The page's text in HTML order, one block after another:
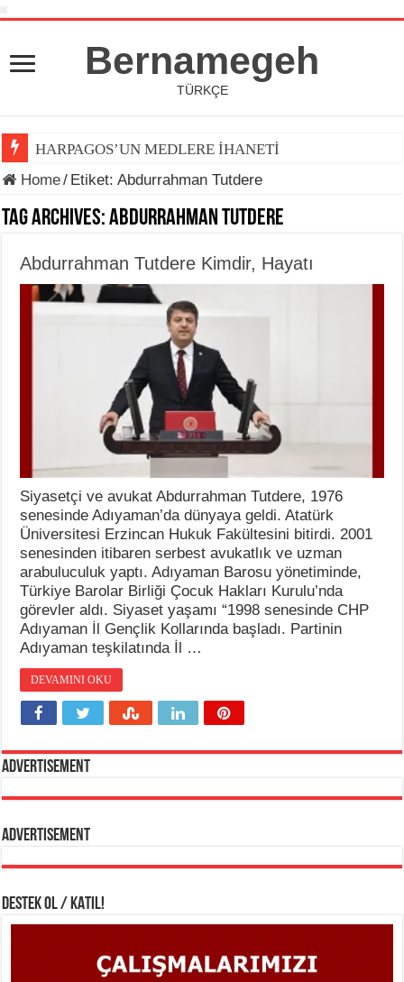
Bernamegeh
TÜRKÇE
HARPAGOS’UN MEDLERE İHANETİ
Home/ Etiket:Abdurrahman Tutdere
Tag Archives:Abdurrahman Tutdere
Abdurrahman Tutdere Kimdir, Hayatı
Siyasetçi ve avukat Abdurrahman Tutdere, 1976
senesinde Adıyaman’da dünyaya geldi. Atatürk
Üniversitesi Erzincan Hukuk Fakültesini bitirdi. 2001
senesinden itibaren serbest avukatlık ve uzman
arabuluculuk yaptı. Adıyaman Barosu yönetiminde,
Türkiye Barolar Birliği Çocuk Hakları Kurulu’nda
görevler aldı. Siyaset yaşamı “1998 senesinde CHP
Adıyaman İl Gençlik Kollarında başladı. Partinin
Adıyaman teşkilatında İl …
DEVAMINI OKU
Advertisement
Advertisement
DESTEK OL / KATIL!